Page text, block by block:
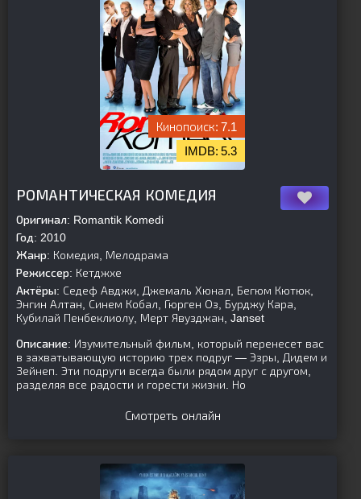
7.1
5.3
РОМАНТИЧЕСКАЯ КОМЕДИЯ
Оригинал: Romantik Komedi
Год: 2010
Жанр: Комедия, Мелодрама
Режиссер: Кетджхе
Актёры: Седеф Авджи, Джемаль Хюнал, Бегюм Кютюк,
Энгин Алтан, Синем Кобал, Гюрген Оз, Бурджу Кара,
Кубилай Пенбеклиолу, Мерт Явузджан, Janset
Описание: Изумительный фильм, который перенесет вас
в захватывающую историю трех подруг — Эзры, Дидем и
Зейнеп. Эти подруги всегда были рядом друг с другом,
разделяя все радости и горести жизни. Но
Смотреть онлайн